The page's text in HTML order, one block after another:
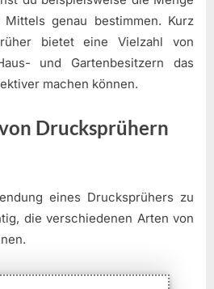
genau bestimmen. Kurz
bietet eine Vielzahl von
und Gartenbesitzern das
machen können.
Drucksprühern
eines Drucksprühers zu
die verschiedenen Arten von